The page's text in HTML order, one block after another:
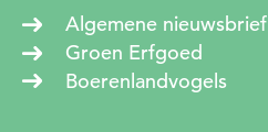
Algemene nieuwsbrief
Groen Erfgoed
Boerenlandvogels